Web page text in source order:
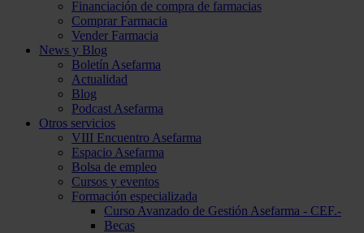
Financiación de compra de farmacias
Comprar Farmacia
Vender Farmacia
News y Blog
Boletín Asefarma
Actualidad
Blog
Podcast Asefarma
Otros servicios
VIII Encuentro Asefarma
Espacio Asefarma
Bolsa de empleo
Cursos y eventos
Formación especializada
Curso Avanzado de Gestión Asefarma - CEF.-
Becas